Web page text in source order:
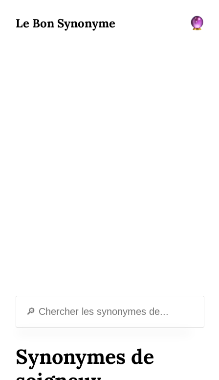
Le Bon Synonyme
Synonymes de